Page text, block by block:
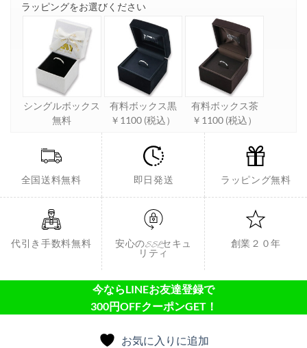
ラッピングをお選びください
シングルボックス
無料
有料ボックス黒
￥1100 (税込）
有料ボックス茶
￥1100 (税込）
全国送料無料 即日発送 ラッピング無料
代引き手数料無料
安心のSSLセキュ
リティ
創業２０年
今ならLINEお友達登録で
300円OFFクーポンGET！
お気に入りに追加